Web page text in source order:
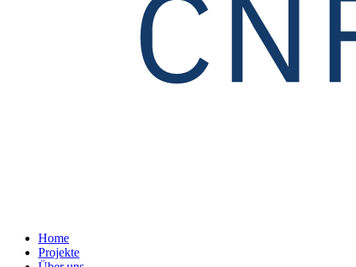
Home
Projekte